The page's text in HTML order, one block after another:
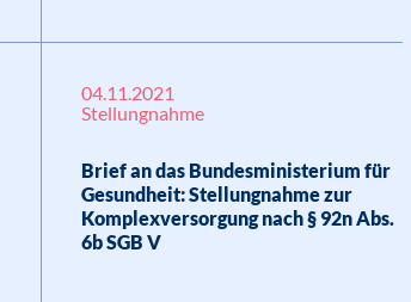
04.11.2021
Stellungnahme
Brief an das Bundesministerium für
Gesundheit: Stellungnahme zur
Komplexversorgung nach § 92n Abs.
6b SGB V